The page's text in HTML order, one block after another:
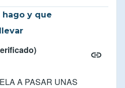
y que
A PASAR UNAS